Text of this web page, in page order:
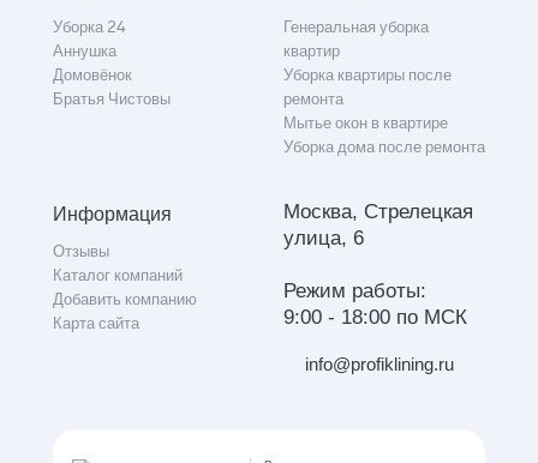
Уборка 24
Аннушка
Домовёнок
Братья Чистовы
Генеральная уборка
квартир
Уборка квартиры после
ремонта
Мытье окон в квартире
Уборка дома после ремонта
Информация
Отзывы
Каталог компаний
Добавить компанию
Карта сайта
Москва, Стрелецкая
улица, 6
Режим работы:
9:00 - 18:00 по МСК
info@profiklining.ru